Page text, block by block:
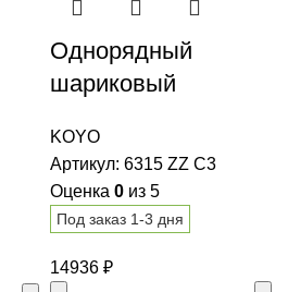
Однорядный
шариковый
C3 KOYO
KOYO
Артикул: 6315 ZZ C3
Оценка 0 из 5
Под заказ 1-3 дня
14936 ₽